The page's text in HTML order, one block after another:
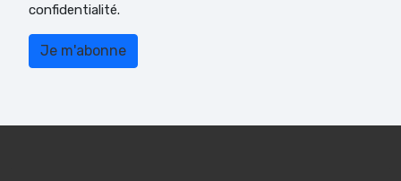
confidentialité.